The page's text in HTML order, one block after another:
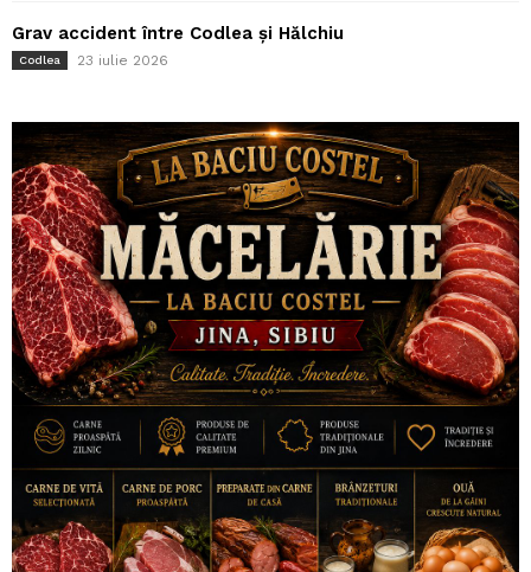
Grav accident între Codlea și Hălchiu
Codlea 23 iulie 2026